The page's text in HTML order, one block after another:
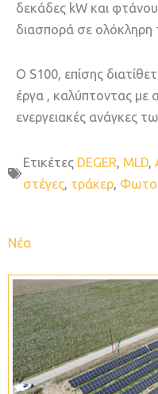
δεκάδες kW και
διασπορά σε ολόκληρη
Ο S100, επίσης
έργα , καλύπτοντας με
ενεργειακές ανάγκες
Ετικέτες DEGER, MLD,
στέγες, τράκερ,
Νέα